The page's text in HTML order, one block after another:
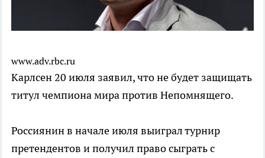
www.adv.rbc.ru
Карлсен 20 июля заявил, что не будет защищать
титул чемпиона мира против Непомнящего.
Россиянин в начале июля выиграл турнир
претендентов и получил право сыграть с